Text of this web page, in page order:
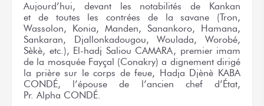
Aujourd’hui, devant
les notabilités
de Kankan
et de toutes
les contrées de la savane (Tron,
Wassolon, Konia, Manden, Sanankoro, Hamana,
Sankaran, Djallonkadougou, Woulada, Worobé,
Sèkè, etc.), El-hadj Saliou CAMARA, premier imam
de la mosquéeFayçal (Conakry)a dignementdirigé
la prière sur le corps de feue, Hadja Djènè KABA
CONDÉ, l’épousede l’ancien
chef d’État,
Pr. Alpha CONDÉ.